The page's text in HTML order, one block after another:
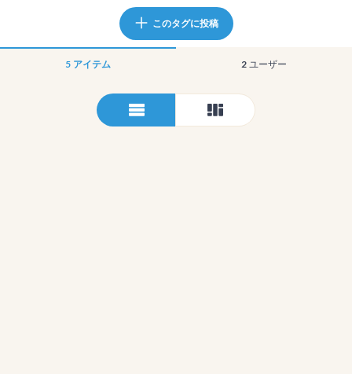
このタグに投稿
5 アイテム 2 ユーザー